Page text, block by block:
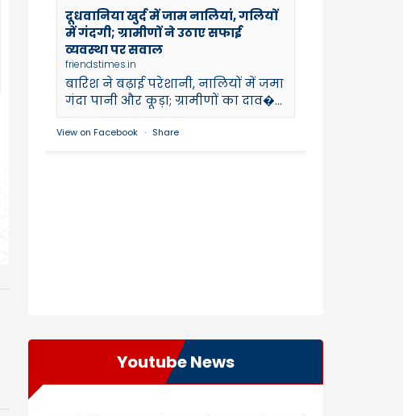
दूधवानिया खुर्द में जाम नालियां, गलियों
में गंदगी; ग्रामीणों ने उठाए सफाई
व्यवस्था पर सवाल
friendstimes.in
बारिश ने बढ़ाई परेशानी, नालियों में जमा
गंदा पानी और कूड़ा; ग्रामीणों का दाव�...
View on Facebook · Share
Youtube News